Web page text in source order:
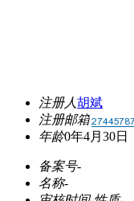
注册人胡斌
注册邮箱
年龄0年4月30日
备案号-
名称-